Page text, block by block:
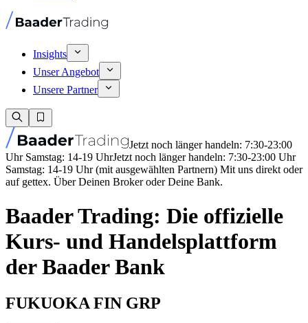
Insights
Unser Angebot
Unsere Partner
Jetzt noch länger handeln: 7:30-23:00
Uhr Samstag: 14-19 UhrJetzt noch länger handeln: 7:30-23:00 Uhr
Samstag: 14-19 Uhr (mit ausgewählten Partnern) Mit uns direkt oder
auf gettex. Über Deinen Broker oder Deine Bank.
Baader Trading: Die offizielle
Kurs- und Handelsplattform
der Baader Bank
FUKUOKA FIN GRP